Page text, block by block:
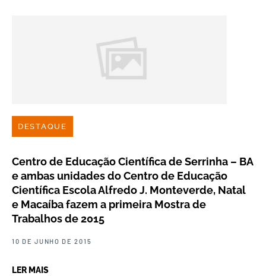
DESTAQUE
Centro de Educação Científica de Serrinha – BA
e ambas unidades do Centro de Educação
Científica Escola Alfredo J. Monteverde, Natal
e Macaíba fazem a primeira Mostra de
Trabalhos de 2015
10 DE JUNHO DE 2015
LER MAIS